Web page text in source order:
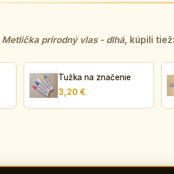
Metlička prírodný vlas - dlhá, kúpili tiež:
Tužka na značenie
3,20 €